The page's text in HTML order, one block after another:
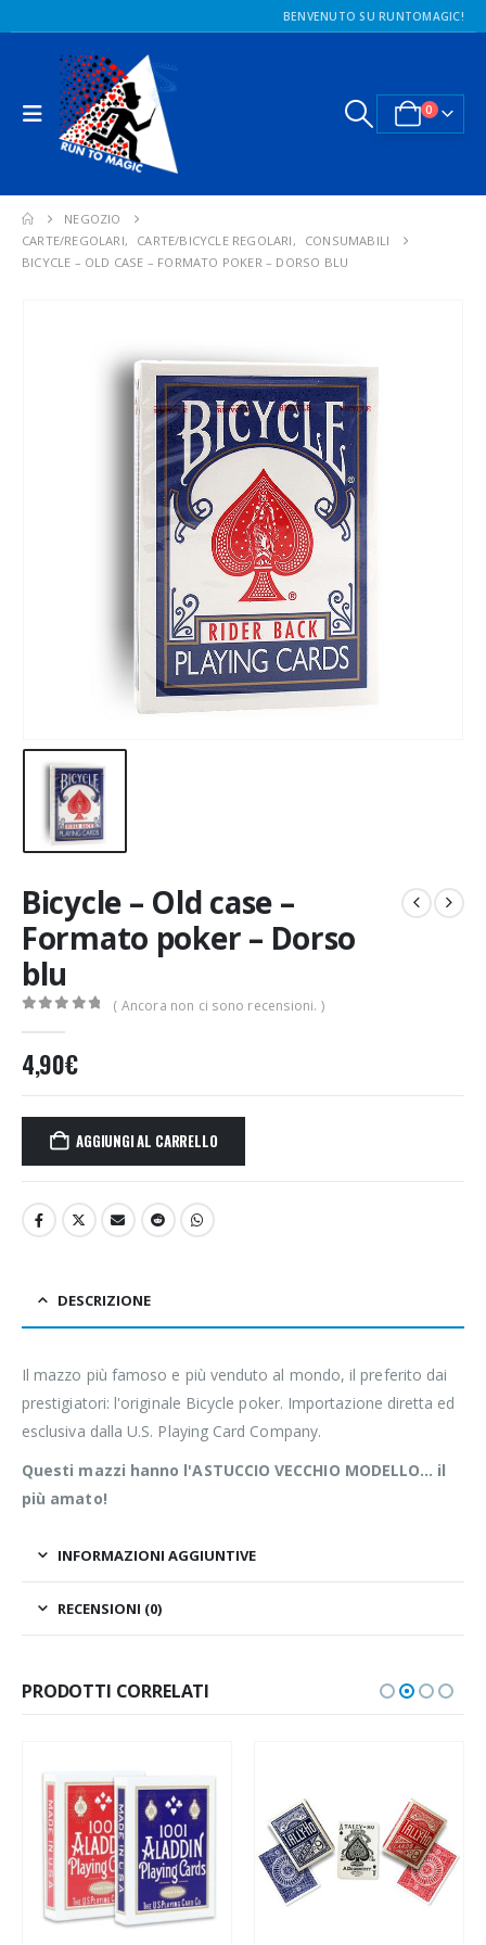
BENVENUTO SU RUNTOMAGIC!
0
NEGOZIO
CARTE/REGOLARI, CARTE/BICYCLE REGOLARI,
CONSUMABILI
BICYCLE – OLD CASE – FORMATO POKER – DORSO BLU
Bicycle – Old case –
Formato poker – Dorso
blu
( Ancora non ci sono recensioni. )
4,90€
AGGIUNGI AL CARRELLO
DESCRIZIONE
Il mazzo più famoso e più venduto al mondo, il preferito dai
prestigiatori: l'originale Bicycle poker. Importazione diretta ed
esclusiva dalla U.S. Playing Card Company.
Questi mazzi hanno l'ASTUCCIO VECCHIO MODELLO… il
più amato!
INFORMAZIONI AGGIUNTIVE
RECENSIONI (0)
PRODOTTI CORRELATI